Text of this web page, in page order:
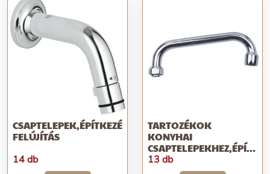
CSAPTELEPEK,ÉPÍTKEZÉS;
FELÚJÍTÁS
14 db
TARTOZÉKOK
KONYHAI
FELÚJÍTÁS
13 db